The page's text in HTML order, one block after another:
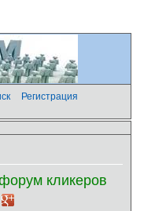
Регистрация
кликеров